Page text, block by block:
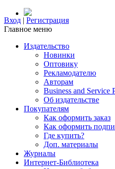
Вход | Регистрация
Главное меню
Издательство
Новинки
Оптовику
Рекламодателю
Авторам
Business and Service
Об издательстве
Покупателям
Как оформить заказ
Как оформить
Где купить?
Доп. материалы
Журналы
Интернет-Библиотека